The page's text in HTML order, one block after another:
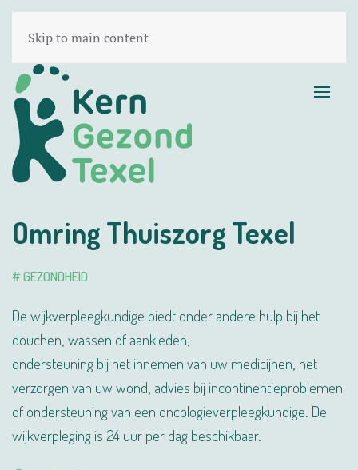
Skip to main content
Omring Thuiszorg Texel
# GEZONDHEID
De wijkverpleegkundige biedt onder andere hulp bij het
douchen, wassen of aankleden,
ondersteuning bij het innemen van uw medicijnen, het
verzorgen van uw wond, advies bij incontinentieproblemen
of ondersteuning van een oncologieverpleegkundige. De
wijkverpleging is 24 uur per dag beschikbaar.